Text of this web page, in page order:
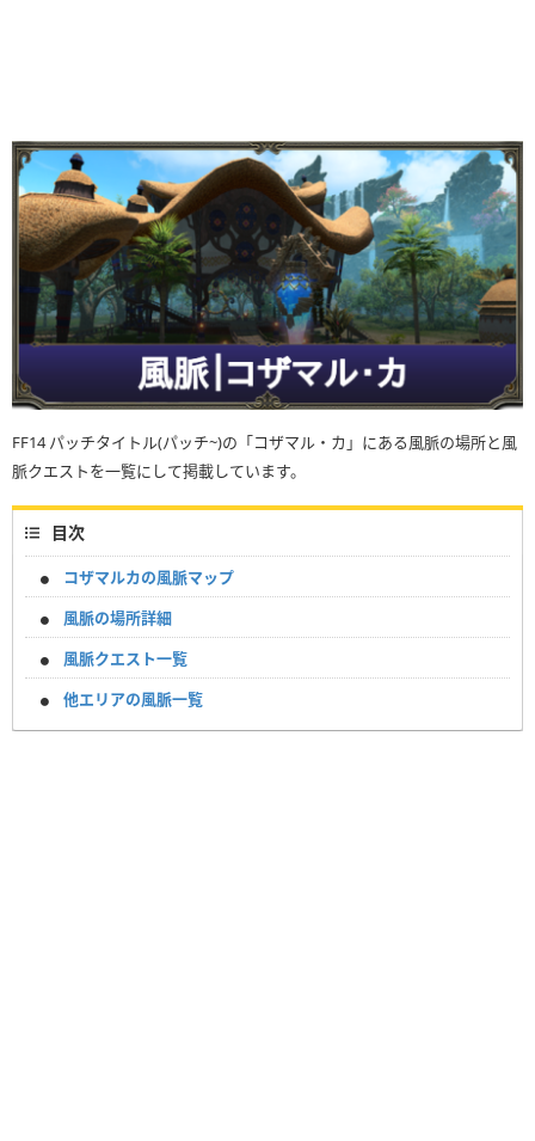
FF14 パッチタイトル(パッチ~)の「コザマル・カ」にある風脈の場所と風
脈クエストを一覧にして掲載しています。
目次
コザマルカの風脈マップ
風脈の場所詳細
風脈クエスト一覧
他エリアの風脈一覧